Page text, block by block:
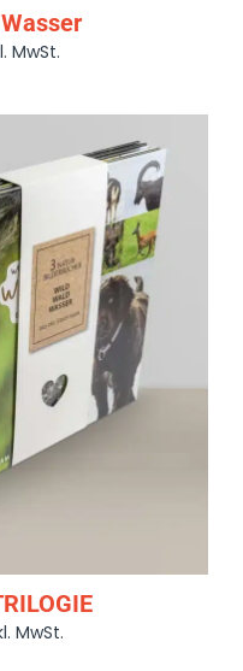
MwSt.
MwSt.